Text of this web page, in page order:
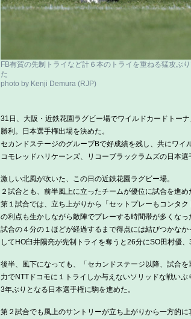
FB有賀の先制トライなど計６本のトライを重ねる猛攻ぶ
た
photo by Kenji Demura (RJP)
31日、大阪・近鉄花園ラグビー場でワイルドカードトー
勝利。日本選手権出場を決めた。
セカンドステージのグループBで好成績を残し、共にワ
コモレッドハリケーンズ、リコーブラックラムズの日本選
激しい北風が吹いた、この日の近鉄花園ラグビー場。
２試合とも、前半風上に立ったチームが優位に試合を進め
第１試合では、立ち上がりから「セットプレーもコンタ
の利点も生かしながら敵陣でプレーする時間帯が多くなっ
試合の４分の１ほどが経過するまで得点には結びつかな
してHO臼井陽亮が先制トライを奪うと26分にSO田村優
後半、風下になっても、「セカンドステージ以降、試合
力でNTTドコモに１トライしか与えないソリッドな戦い
3年ぶりとなる日本選手権に駒を進めた。
第２試合でも風上のサントリーが立ち上がりから一方的